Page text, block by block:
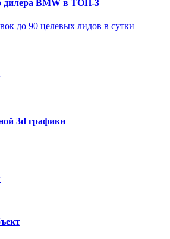
дилера BMW в ТОП-3
до 90 целевых лидов в сутки
3d графики